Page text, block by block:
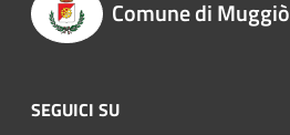
Comune di Muggiò
SEGUICI SU